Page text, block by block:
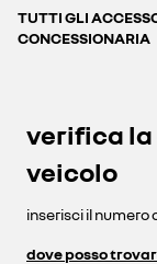
TUTTI GLI
CONCESSIONARIA
verifica
veicolo
inserisci il numero
dove posso